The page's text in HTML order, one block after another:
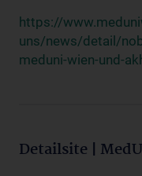
https://
uns/news/detail/
meduni-wien-und-
Detailsite |